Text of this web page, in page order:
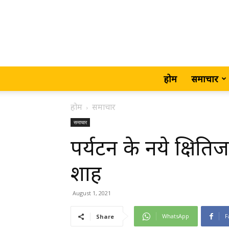
होम समाचार
होम समाचार
समाचार
पर्यटन के नये
शाह
August 1, 2021
Share WhatsApp